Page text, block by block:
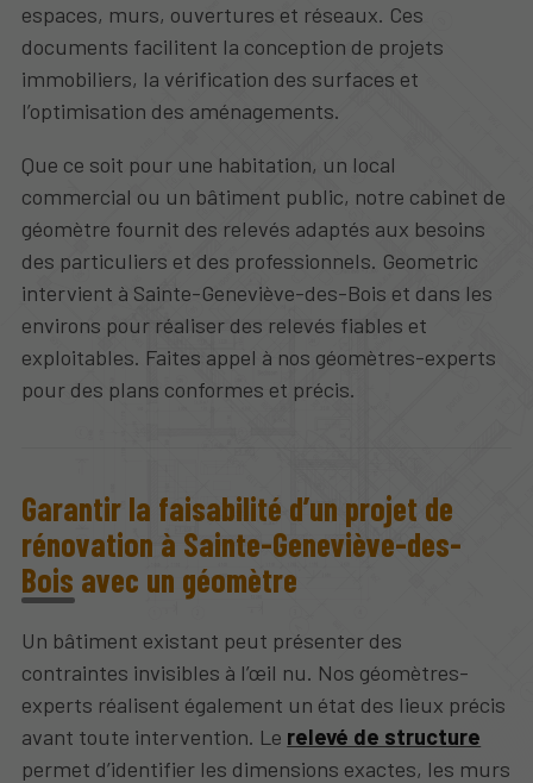
espaces, murs, ouvertures et réseaux. Ces
documents facilitent la conception de projets
immobiliers, la vérification des surfaces et
l’optimisation des aménagements.
Que ce soit pour une habitation, un local
commercial ou un bâtiment public, notre cabinet de
géomètre fournit des relevés adaptés aux besoins
des particuliers et des professionnels. Geometric
intervient à Sainte-Geneviève-des-Bois et dans les
environs pour réaliser des relevés fiables et
exploitables. Faites appel à nos géomètres-experts
pour des plans conformes et précis.
Garantir la faisabilité d’un projet de
rénovation à Sainte-Geneviève-des-
Bois avec un géomètre
Un bâtiment existant peut présenter des
contraintes invisibles à l’œil nu. Nos géomètres-
experts réalisent également un état des lieux précis
avant toute intervention. Le relevé de structure
permet d’identifier les dimensions exactes, les murs